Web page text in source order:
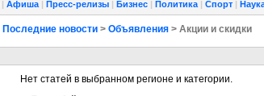
| Афиша | Пресс-релизы | Бизнес | Политика | Спорт |
Последние новости > Объявления > Акции и скидки
Нет статей в выбранном регионе и категории.